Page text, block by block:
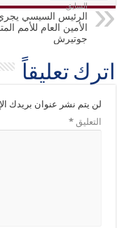
السابق
الرئيس السيسي
الأمين العام للأمم
جوتيرش
اترك تعليقاً
لن يتم نشر عنوان بريدك
التعليق*